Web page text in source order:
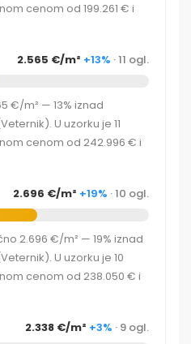
cenom od 199.261 € i
2.565 €/m² +13% · 11 ogl.
€/m² — 13% iznad
U uzorku je 11
cenom od 242.996 € i
2.696 €/m² +19% · 10 ogl.
2.696 €/m² — 19% iznad
U uzorku je 10
cenom od 238.050 € i
2.338 €/m² +3% · 9 ogl.